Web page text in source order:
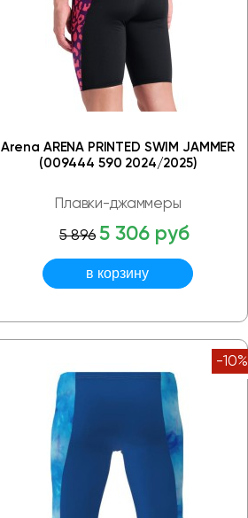
Arena ARENA PRINTED SWIM JAMMER
(009444 590 2024/2025)
Плавки-джаммеры
5 896 5 306 руб
-10%